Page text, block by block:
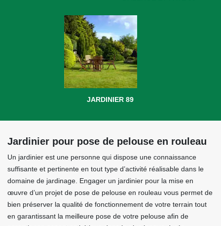
JARDINIER 89
Jardinier pour pose de pelouse en rouleau
Un jardinier est une personne qui dispose une connaissance
suffisante et pertinente en tout type d’activité réalisable dans le
domaine de jardinage. Engager un jardinier pour la mise en
œuvre d’un projet de pose de pelouse en rouleau vous permet de
bien préserver la qualité de fonctionnement de votre terrain tout
en garantissant la meilleure pose de votre pelouse afin de